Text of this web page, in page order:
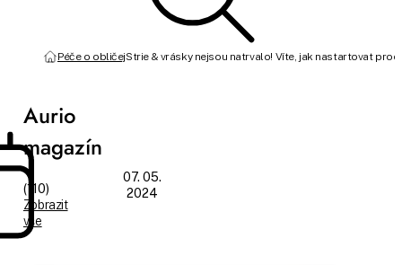
Péče o obličejStrie & vrásky nejsou natrvalo! Víte, jak nastartovat
07. 05.
2024
Aurio
magazín
(110)
Zobrazit
vše